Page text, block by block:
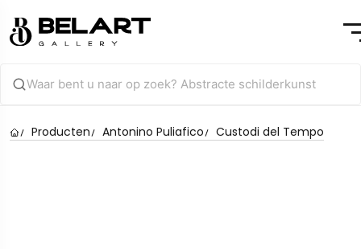
Producten Antonino Puliafico Custodi del Tempo